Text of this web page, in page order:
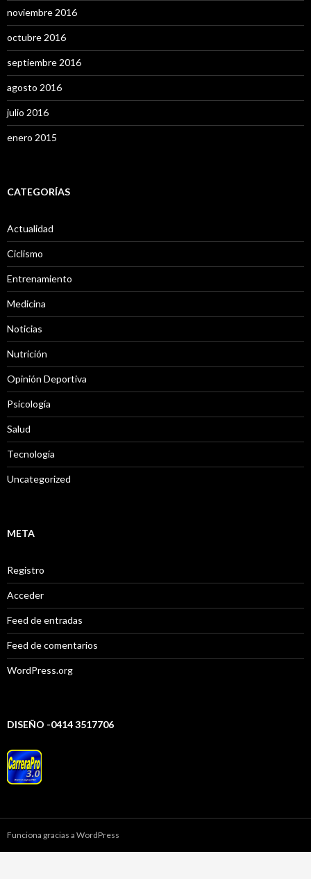
noviembre 2016
octubre 2016
septiembre 2016
agosto 2016
julio 2016
enero 2015
CATEGORÍAS
Actualidad
Ciclismo
Entrenamiento
Medicina
Noticias
Nutrición
Opinión Deportiva
Psicología
Salud
Tecnología
Uncategorized
META
Registro
Acceder
Feed de entradas
Feed de comentarios
WordPress.org
DISEÑO -0414 3517706
Funciona gracias a WordPress